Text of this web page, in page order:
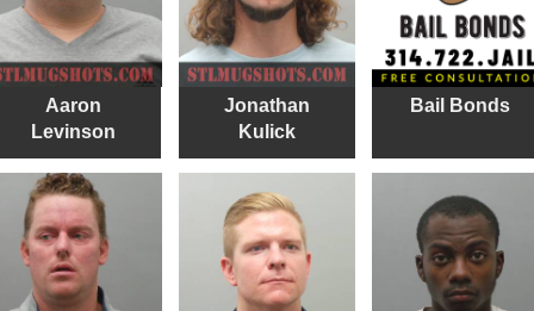
Aaron
Levinson
Jonathan
Kulick
Bail Bonds